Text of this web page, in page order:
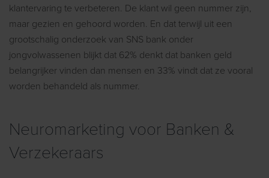
klantervaring te verbeteren. De klant wil geen nummer zijn,
maar gezien en gehoord worden. En dat terwijl uit een
grootschalig onderzoek van SNS bank onder
jongvolwassenen blijkt dat 62% denkt dat banken geld
belangrijker vinden dan mensen en 33% vindt dat ze vooral
worden behandeld als nummer.
Neuromarketing voor Banken &
Verzekeraars